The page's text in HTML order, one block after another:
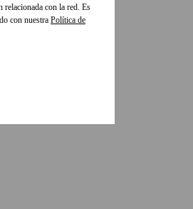
relacionada con la red. Es
con nuestra Política de